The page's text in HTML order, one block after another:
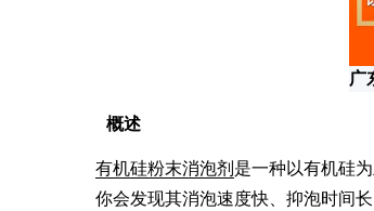
广
概述
有机硅粉末消泡剂 是一种以有机硅
你会发现其消泡速度快、抑泡时间